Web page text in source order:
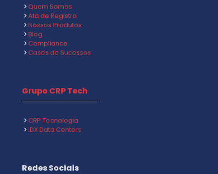
Quem Somos
Ata de Registro
Nossos Produtos
Blog
Compliance
Cases de Sucessos
Grupo CRP Tech
CRP Tecnologia
IDX Data Centers
Redes Sociais